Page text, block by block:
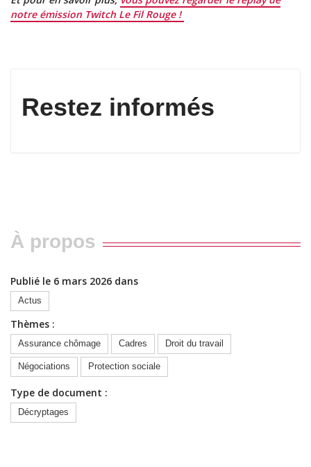
notre émission Twitch Le Fil Rouge !
Restez informés
À propos
Publié le 6 mars 2026 dans
Actus
Thèmes :
Assurance chômage Cadres Droit du travail
Négociations Protection sociale
Type de document :
Décryptages